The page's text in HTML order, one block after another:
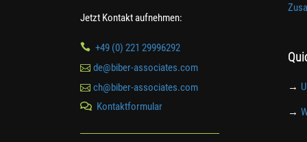
Jetzt Kontakt aufnehmen:
 +49 (0) 221 29996292
de@biber-associates.com
ch@biber-associates.com
 Kontaktformular
→
→